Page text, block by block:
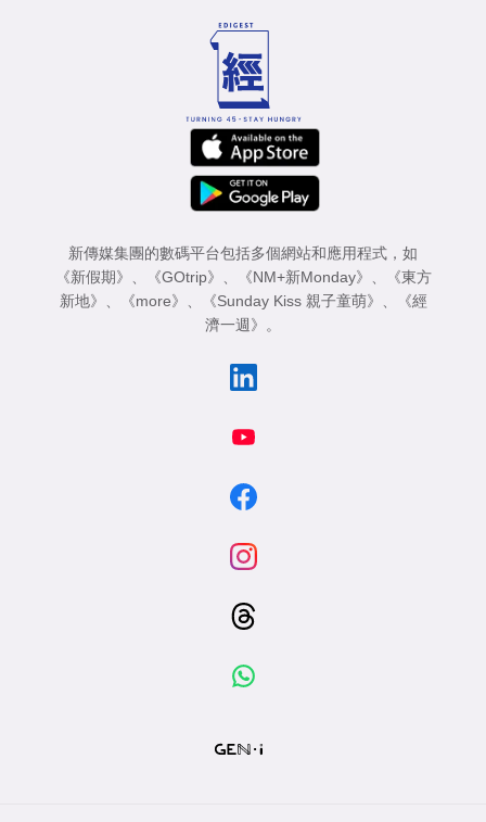
新傳媒集團的數碼平台包括多個網站和應用程式，如
《新假期》
《GOtrip》 《NM+新Monday》
《東方
新地》
《more》 《Sunday Kiss 親子童萌》
《經
濟一週》
。